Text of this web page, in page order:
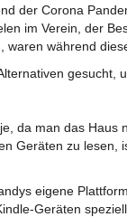
der Corona
im Verein, der
während
gesucht,
da man das Haus
Geräten zu lesen,
eigene
Geräten